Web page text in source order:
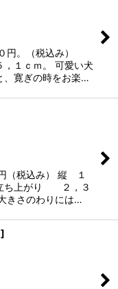
。（税込み）
１ｃｍ。 可愛い犬
、寛ぎの時をお楽…
（税込み） 縦 １
ち上がり ２，３
きさのわりには…
]